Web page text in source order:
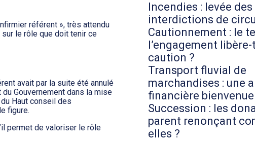
référent », très attendu
le rôle que doit tenir ce
avait par la suite été annulé
du Gouvernement dans la mise
Haut conseil des
figure.
permet de valoriser le rôle
Incendies : levée des
interdictions de
Cautionnement : le
l’engagement
caution ?
Transport fluvial de
marchandises : une
financière bienvenue
Succession : les
parent renonçant
elles ?